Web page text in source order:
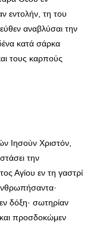
εντολήν, τη του
αναβλύσαι την
κατά σάρκα
τους καρπούς
Ιησούν Χριστόν,
την
Αγίου εν τη γαστρί
δόξη· σωτηρίαν
και προσδοκώμεν